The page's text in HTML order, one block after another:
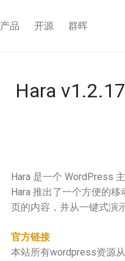
产品 开源 群晖
Hara
Hara 是一个 WordPress
Hara 推出了一个方便的
页的内容，并从一键式演
官方链接
本站所有wordpress资源